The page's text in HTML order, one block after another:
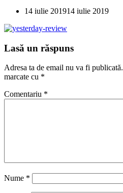
14 iulie 201914 iulie 2019
Lasă un răspuns
Adresa ta de email nu va fi publicată.
marcate cu *
Comentariu *
Nume *